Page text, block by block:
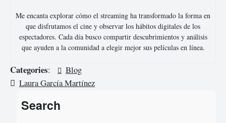
Me encanta explorar cómo el streaming ha transformado la forma en
que disfrutamos el cine y observar los hábitos digitales de los
espectadores. Cada día busco compartir descubrimientos y análisis
que ayuden a la comunidad a elegir mejor sus películas en línea.
Categories:
Blog
Laura García Martínez
Search